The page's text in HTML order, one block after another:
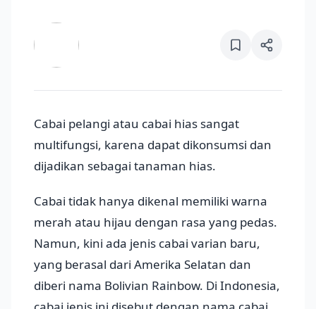
Cabai pelangi atau cabai hias sangat
multifungsi, karena dapat dikonsumsi dan
dijadikan sebagai tanaman hias.
Cabai tidak hanya dikenal memiliki warna
merah atau hijau dengan rasa yang pedas.
Namun, kini ada jenis cabai varian baru,
yang berasal dari Amerika Selatan dan
diberi nama Bolivian Rainbow. Di Indonesia,